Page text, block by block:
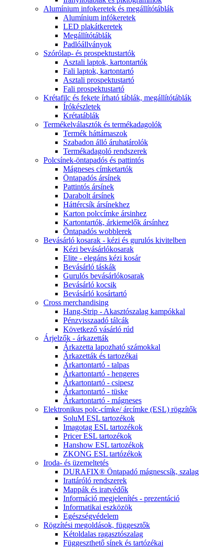
Alumínium infokeretek és megállítótáblák
Alumínium infókeretek
LED plakátkeretek
Megállítótáblák
Padlóállványok
Szórólap- és prospektustartók
Asztali laptok, kartontartók
Fali laptok, kartontartó
Asztali prospektustartó
Fali prospektustartó
Krétafilc és fekete írható táblák, megállítótáblák
Írókészletek
Krétatáblák
Termékelválasztók és termékadagolók
Termék háttámaszok
Szabadon álló áruhatárolók
Termékadagoló rendszerek
Polcsínek-öntapadós és pattintós
Mágneses címketartók
Öntapadós ársínek
Pattintós ársínek
Darabolt ársínek
Háttércsík ársínekhez
Karton polccímke ársinhez
Kartontartók, árkiemelők ársínhez
Öntapadós wobblerek
Bevásárló kosarak - kézi és gurulós kivitelben
Kézi bevásárlókosarak
Elite - elegáns kézi kosár
Bevásárló táskák
Gurulós bevásárlókosarak
Bevásárló kocsik
Bevásárló kosártartó
Cross merchandising
Hang-Strip - Akasztószalag kampókkal
Pénzvisszaadó tálcák
Következő vásárló rúd
Árjelzők - árkazetták
Árkazetta lapozható számokkal
Árkazetták és tartozékai
Árkartontartó - talpas
Árkartontartó - hengeres
Árkartontartó - csipesz
Árkartontartó - tüske
Árkartontartó - mágneses
Elektronikus polc-címke/ árcímke (ESL) rögzítők
SoluM ESL tartozékok
Imagotag ESL tartozékok
Pricer ESL tartozékok
Hanshow ESL tartozékok
ZKONG ESL tartózékok
Iroda- és üzemeltetés
DURAFIX® Öntapadó mágnescsík, szalag
Irattáróló rendszerek
Mappák és iratvédők
Információ megjelenítés - prezentáció
Informatikai eszközök
Egészségvédelem
Rögzítési megoldások, függesztők
Kétoldalas ragasztószalag
Függeszthető sínek és tartózékai